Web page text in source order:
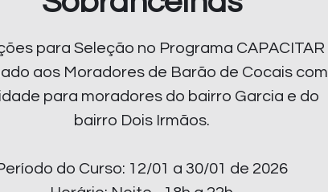
para Seleção no Programa CAPACITAR
aos Moradores de Barão de Cocais com
para moradores do bairro Garcia e do
bairro Dois Irmãos.
do Curso: 12/01 a 30/01 de 2026